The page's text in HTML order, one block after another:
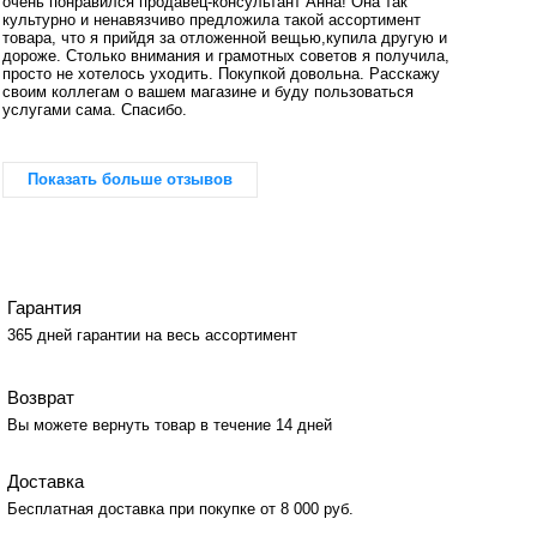
культурно и ненавязчиво предложила такой ассортимент
товара, что я прийдя за отложенной вещью,купила другую и
дороже. Столько внимания и грамотных советов я получила,
просто не хотелось уходить. Покупкой довольна. Расскажу
своим коллегам о вашем магазине и буду пользоваться
услугами сама. Спасибо.
Показать больше отзывов
Гарантия
365 дней гарантии на весь ассортимент
Возврат
Вы можете вернуть товар в течение 14 дней
Доставка
Бесплатная доставка при покупке от 8 000 руб.